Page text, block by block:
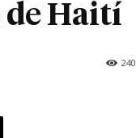
de Haití
240